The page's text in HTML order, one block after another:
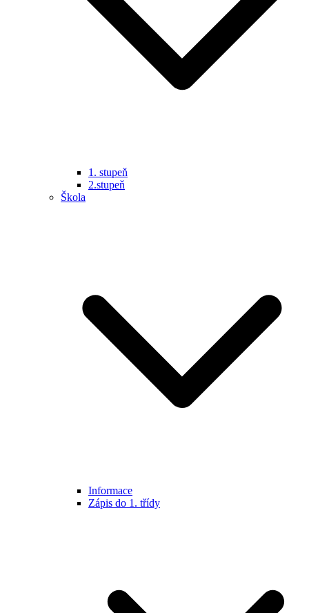
1. stupeň
2.stupeň
Škola
Informace
Zápis do 1. třídy